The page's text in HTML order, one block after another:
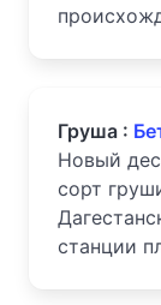
Груша :
Новый
сорт
станции